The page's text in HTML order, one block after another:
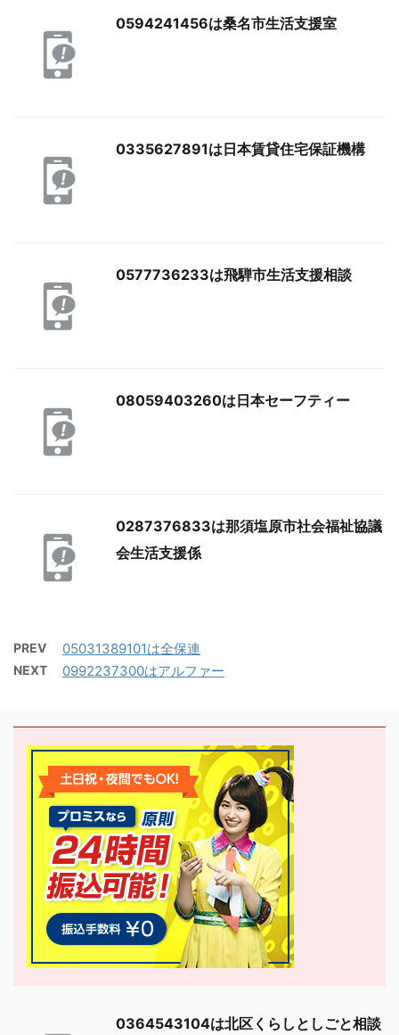
0594241456は桑名市生活支援室
0335627891は日本賃貸住宅保証機構
0577736233は飛騨市生活支援相談
08059403260は日本セーフティー
0287376833は那須塩原市社会福祉協議
会生活支援係
PREV 05031389101は全保連
NEXT 0992237300はアルファー
0364543104は北区くらしとしごと相談